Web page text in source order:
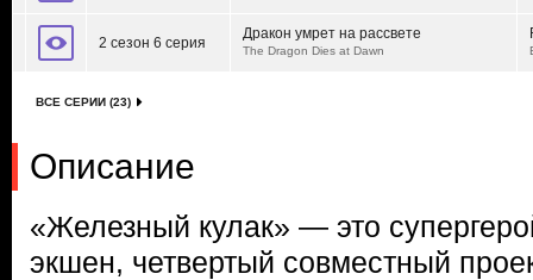
2 сезон 6 серия
Дракон умрет на рассвете
The Dragon Dies at Dawn
ВСЕ СЕРИИ (23)
Описание
«Железный кулак» — это
экшен, четвертый совместный